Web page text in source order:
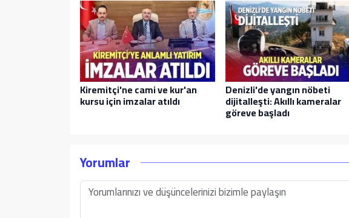
Kiremitçi'ne cami ve kur'an
kursu için imzalar atıldı
Denizli'de yangın nöbeti
dijitalleşti: Akıllı kameralar
göreve başladı
Yorumlar